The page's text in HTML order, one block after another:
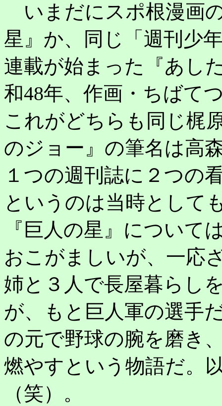
いまだにスポ根漫画
星』か、同じ「週刊少
連載が始まった『あし
和48年、作画・ちばて
これがどちらも同じ梶
のジョー』の筆名は高
１つの週刊誌に２つの
というのは当時として
『巨人の星』について
おこがましいが、一応
姉と３人で長屋暮らし
が、もと巨人軍の選手
の元で野球の腕を磨き
燃やすという物語だ。
（笑）。